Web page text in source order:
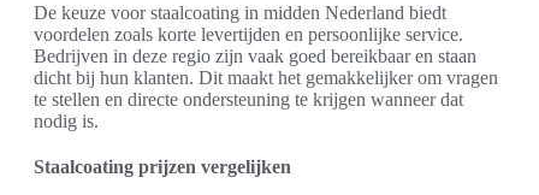
De keuze voor staalcoating in midden Nederland biedt
voordelen zoals korte levertijden en persoonlijke service.
Bedrijven in deze regio zijn vaak goed bereikbaar en staan
dicht bij hun klanten. Dit maakt het gemakkelijker om vragen
te stellen en directe ondersteuning te krijgen wanneer dat
nodig is.
Staalcoating prijzen vergelijken